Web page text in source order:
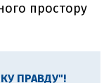
простору
ПРАВДУ"!